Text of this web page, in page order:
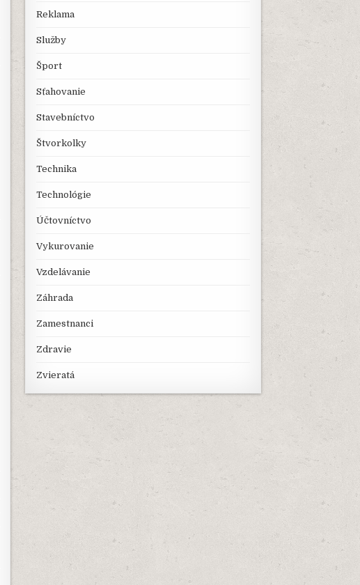
Reklama
Služby
Šport
Sťahovanie
Stavebníctvo
Štvorkolky
Technika
Technológie
Účtovníctvo
Vykurovanie
Vzdelávanie
Záhrada
Zamestnanci
Zdravie
Zvieratá